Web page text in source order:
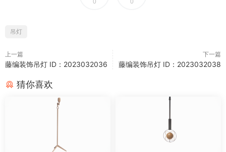
吊灯
上一篇
藤编装饰吊灯 ID：2023032036
下一篇
藤编装饰吊灯 ID：2023032038
猜你喜欢